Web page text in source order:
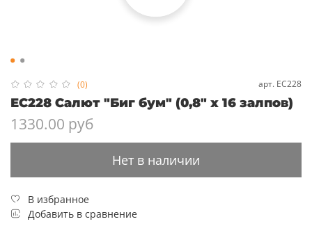
(0) арт. ЕС228
ЕС228 Салют "Биг бум" (0,8" х 16 залпов)
1330.00 руб
Нет в наличии
В избранное
Добавить в сравнение